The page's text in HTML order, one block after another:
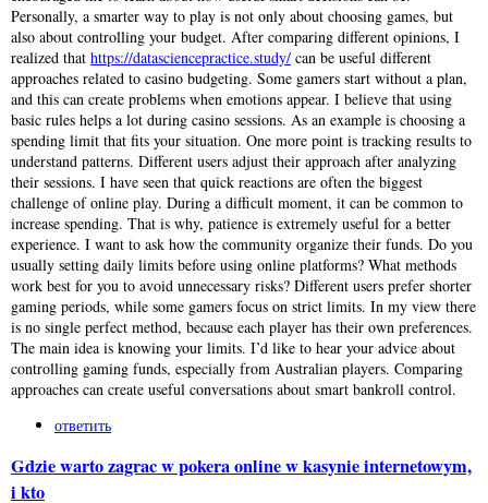
Personally, a smarter way to play is not only about choosing games, but
also about controlling your budget. After comparing different opinions, I
realized that https://datasciencepractice.study/ can be useful different
approaches related to casino budgeting. Some gamers start without a plan,
and this can create problems when emotions appear. I believe that using
basic rules helps a lot during casino sessions. As an example is choosing a
spending limit that fits your situation. One more point is tracking results to
understand patterns. Different users adjust their approach after analyzing
their sessions. I have seen that quick reactions are often the biggest
challenge of online play. During a difficult moment, it can be common to
increase spending. That is why, patience is extremely useful for a better
experience. I want to ask how the community organize their funds. Do you
usually setting daily limits before using online platforms? What methods
work best for you to avoid unnecessary risks? Different users prefer shorter
gaming periods, while some gamers focus on strict limits. In my view there
is no single perfect method, because each player has their own preferences.
The main idea is knowing your limits. I’d like to hear your advice about
controlling gaming funds, especially from Australian players. Comparing
approaches can create useful conversations about smart bankroll control.
ответить
Gdzie warto zagrac w pokera online w kasynie internetowym,
i kto